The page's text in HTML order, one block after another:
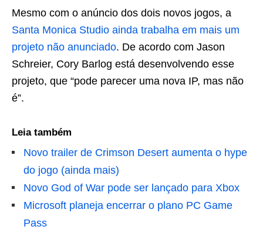
Mesmo com o anúncio dos dois novos jogos, a
Santa Monica Studio ainda trabalha em mais um
projeto não anunciado. De acordo com Jason
Schreier, Cory Barlog está desenvolvendo esse
projeto, que “pode parecer uma nova IP, mas não
é”.
Leia também
Novo trailer de Crimson Desert aumenta o hype
do jogo (ainda mais)
Novo God of War pode ser lançado para Xbox
Microsoft planeja encerrar o plano PC Game
Pass